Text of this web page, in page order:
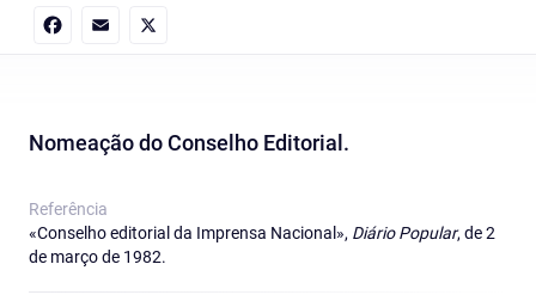
Nomeação do Conselho Editorial.
Referência
«Conselho editorial da Imprensa Nacional», Diário Popular, de 2
de março de 1982.